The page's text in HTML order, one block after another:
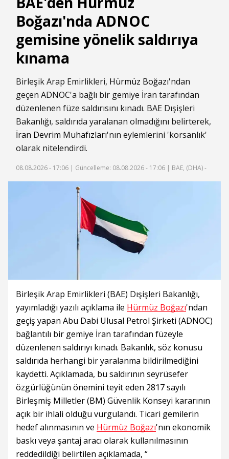
Boğazı'nda ADNOC
gemisine yönelik saldırıya
kınama
Birleşik Arap Emirlikleri, Hürmüz Boğazı'ndan
geçen ADNOC'a bağlı bir gemiye İran tarafından
düzenlenen füze saldırısını kınadı. BAE Dışişleri
Bakanlığı, saldırıda yaralanan olmadığını belirterek,
İran Devrim Muhafızları'nın eylemlerini 'korsanlık'
olarak nitelendirdi.
08.08.2026 - 17:06 | Güncelleme: 08.08.2026 - 17:06 | BAE, (DHA) -
Birleşik Arap Emirlikleri (BAE) Dışişleri Bakanlığı,
yayımladığı yazılı açıklama ile Hürmüz Boğazı'ndan
geçiş yapan Abu Dabi Ulusal Petrol Şirketi (ADNOC)
bağlantılı bir gemiye İran tarafından füzeyle
düzenlenen saldırıyı kınadı. Bakanlık, söz konusu
saldırıda herhangi bir yaralanma bildirilmediğini
kaydetti. Açıklamada, bu saldırının seyrüsefer
özgürlüğünün önemini teyit eden 2817 sayılı
Birleşmiş Milletler (BM) Güvenlik Konseyi kararının
açık bir ihlali olduğu vurgulandı. Ticari gemilerin
hedef alınmasının ve Hürmüz Boğazı'nın ekonomik
baskı veya şantaj aracı olarak kullanılmasının
reddedildiği belirtilen açıklamada, “